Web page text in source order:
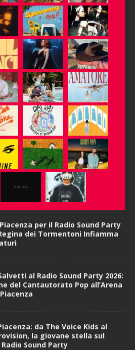
per il Radio Sound Party
dei Tormentoni Infiamma
al Radio Sound Party 2026:
del Cantautorato Pop all’Arena
da The Voice Kids al
la giovane stella sul
Sound Party